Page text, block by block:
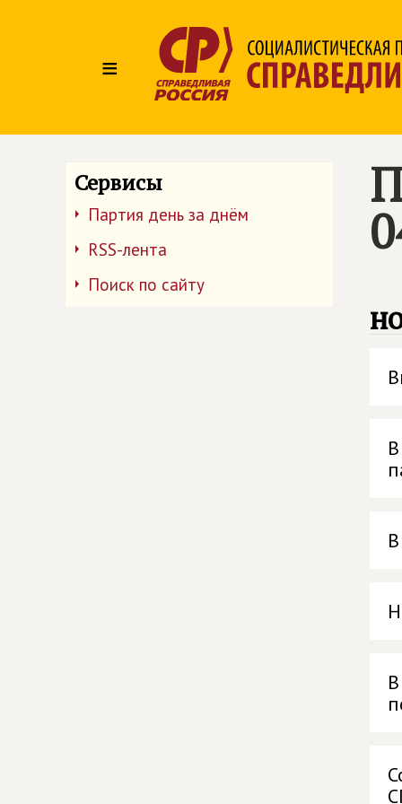
≡
Сервисы
Партия день за днём
RSS-лента
Поиск по сайту